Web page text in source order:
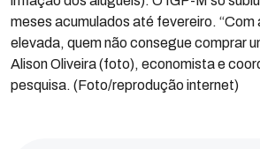
meses acumulados até fevereiro. “Com
elevada, quem não consegue comprar
Alison Oliveira (foto), economista e
pesquisa. (Foto/reprodução internet)